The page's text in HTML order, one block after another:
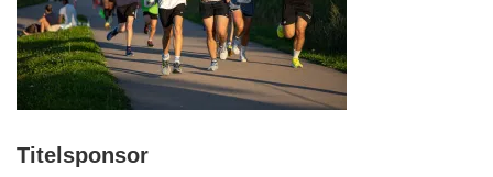
Titelsponsor